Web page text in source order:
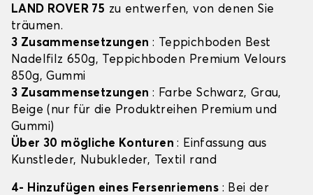
LAND ROVER 75 zu entwerfen, von denen Sie
träumen.
3 Zusammensetzungen : Teppichboden Best
Nadelfilz 650g, Teppichboden Premium Velours
850g, Gummi
3 Zusammensetzungen : Farbe Schwarz, Grau,
Beige (nur für die Produktreihen Premium und
Gummi)
Über 30 mögliche Konturen: Einfassung aus
Kunstleder, Nubukleder, Textil rand
4- Hinzufügen eines Fersenriemens : Bei der